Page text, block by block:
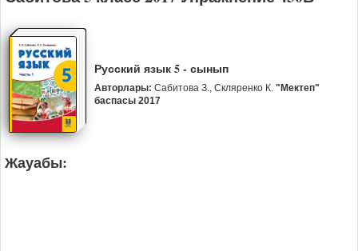
Русский язык 5 - сынып
Авторлары: Сабитова З., Скляренко К. "Мектеп"
баспасы 2017
Жауабы: